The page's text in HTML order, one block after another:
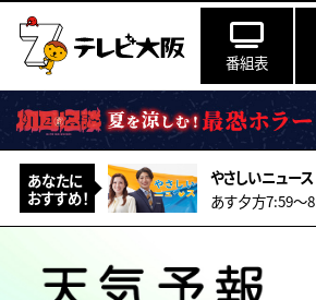
番組表
あなたに
おすすめ！
やさしいニュース
あす夕方7:59〜